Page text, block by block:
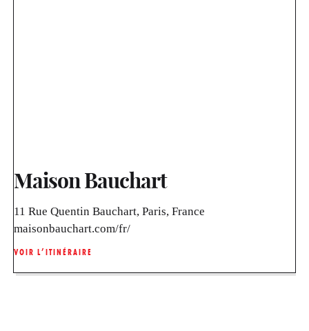
Maison Bauchart
11 Rue Quentin Bauchart, Paris, France
maisonbauchart.com/fr/
VOIR L’ITINÉRAIRE